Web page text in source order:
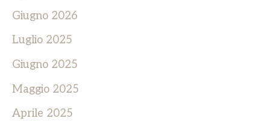
Giugno 2026
Luglio 2025
Giugno 2025
Maggio 2025
Aprile 2025